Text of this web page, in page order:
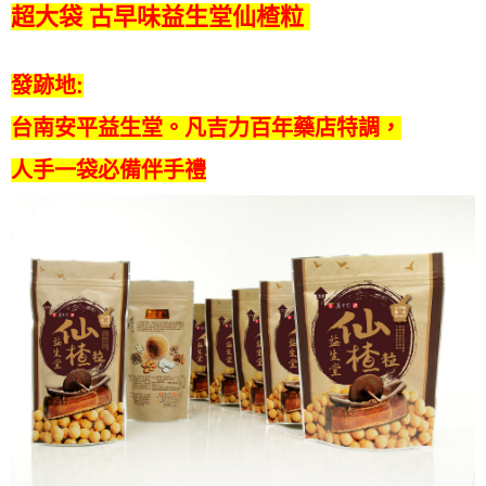
超大袋 古早味益生堂仙楂粒
發跡地:
台南安平益生堂。凡吉力百年藥店特調，
人手一袋必備伴手禮